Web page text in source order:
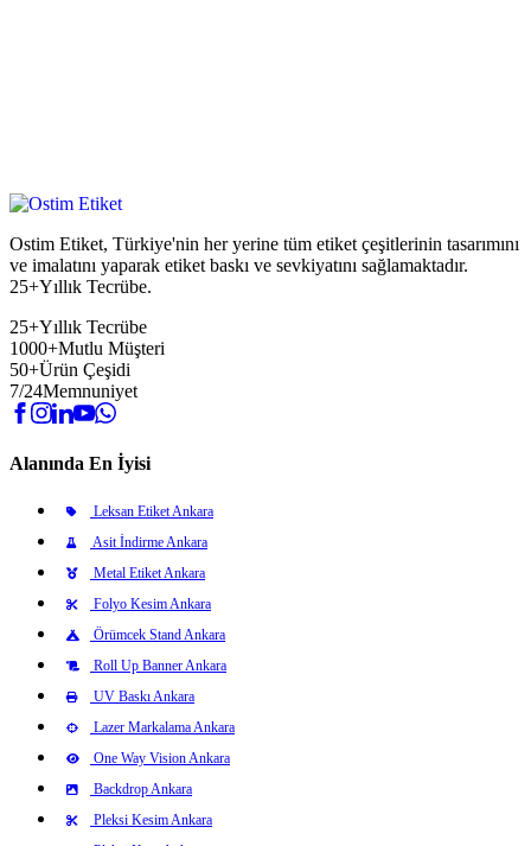
Ostim Etiket, Türkiye'nin her yerine tüm etiket çeşitlerinin tasarımını
ve imalatını yaparak etiket baskı ve sevkiyatını sağlamaktadır.
25+Yıllık Tecrübe.
25+Yıllık Tecrübe
1000+Mutlu Müşteri
50+Ürün Çeşidi
7/24Memnuniyet
Alanında En İyisi
Leksan Etiket Ankara
Asit İndirme Ankara
Metal Etiket Ankara
Folyo Kesim Ankara
Örümcek Stand Ankara
Roll Up Banner Ankara
UV Baskı Ankara
Lazer Markalama Ankara
One Way Vision Ankara
Backdrop Ankara
Pleksi Kesim Ankara